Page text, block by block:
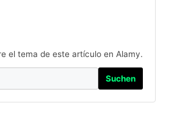
el tema de este artículo en Alamy.
Suchen